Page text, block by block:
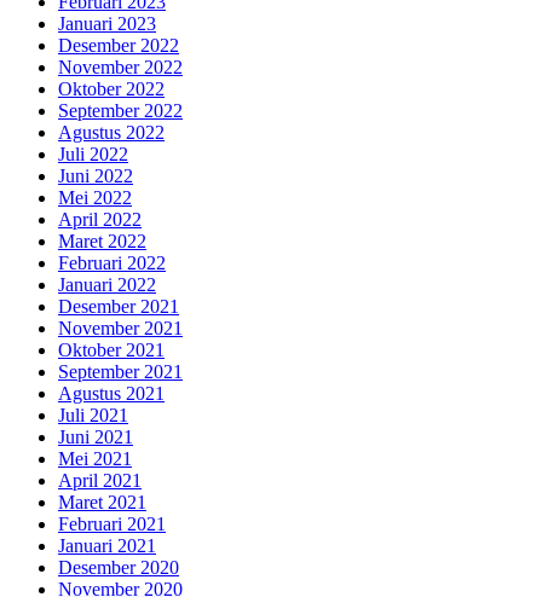
Januari 2023
Desember 2022
November 2022
Oktober 2022
September 2022
Agustus 2022
Juli 2022
Juni 2022
Mei 2022
April 2022
Maret 2022
Februari 2022
Januari 2022
Desember 2021
November 2021
Oktober 2021
September 2021
Agustus 2021
Juli 2021
Juni 2021
Mei 2021
April 2021
Maret 2021
Februari 2021
Januari 2021
Desember 2020
November 2020